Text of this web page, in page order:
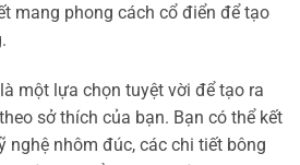
mang phong cách cổ điển để tạo
một lựa chọn tuyệt vời để tạo ra
sở thích của bạn. Bạn có thể kết
nghệ nhôm đúc, các chi tiết bông